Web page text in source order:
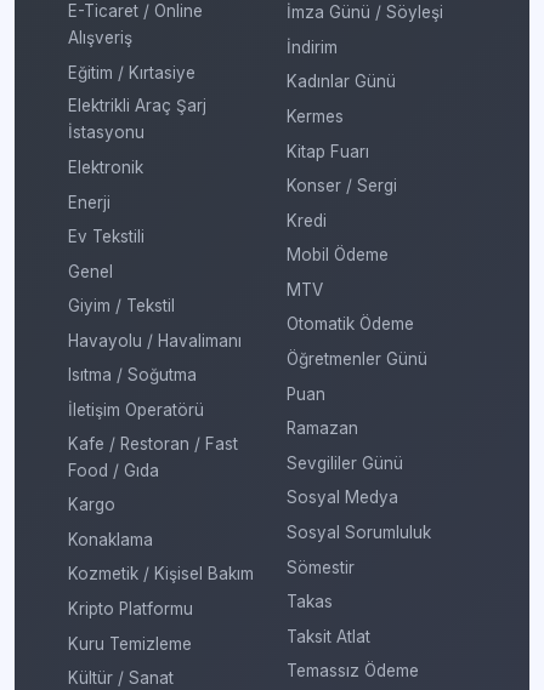
E-Ticaret / Online
Alışveriş
Eğitim / Kırtasiye
Elektrikli Araç Şarj
İstasyonu
Elektronik
Enerji
Ev Tekstili
Genel
Giyim / Tekstil
Havayolu / Havalimanı
Isıtma / Soğutma
İletişim Operatörü
Kafe / Restoran / Fast
Food / Gıda
Kargo
Konaklama
Kozmetik / Kişisel Bakım
Kripto Platformu
Kuru Temizleme
Kültür / Sanat
İmza Günü / Söyleşi
İndirim
Kadınlar Günü
Kermes
Kitap Fuarı
Konser / Sergi
Kredi
Mobil Ödeme
MTV
Otomatik Ödeme
Öğretmenler Günü
Puan
Ramazan
Sevgililer Günü
Sosyal Medya
Sosyal Sorumluluk
Sömestir
Takas
Taksit Atlat
Temassız Ödeme